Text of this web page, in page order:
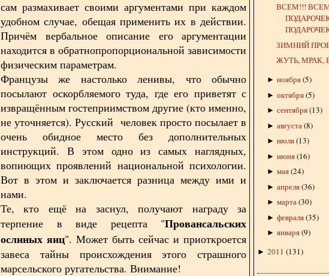
сам размахивает своими аргументами при каждом
удобном случае, обещая применить их в действии.
Причём вербальное описание его аргументации
находится в обратнопропорциональной зависимости
физическим параметрам.
Французы же настолько ленивы, что обычно
посылают оскорбляемого туда, где его приветят с
извращённым гостеприимством другие (кто именно,
не уточняется). Русский человек просто посылает в
очень обидное место без дополнительных
инструкций. В этом одно из самых наглядных,
вопиющих проявлений национальной психологии.
Вот в этом и заключается разница между ими и
нами.
Те, кто ещё на заснул, получают награду за
терпение в виде рецепта "Провансальских
ослиных яиц". Может быть сейчас и приоткроется
завеса тайны происхождения этого страшного
марсельского ругательства. Внимание!
ВСЕМ!!!
ЗИМНИЙ
ЖУТЬ, МРАК,
► ноября(5)
► октября(5)
► сентября(13)
► августа(8)
► июля(13)
► июня(16)
► мая(24)
► апреля(36)
► марта(30)
► февраля(35)
► января(9)
► 2011 (131)